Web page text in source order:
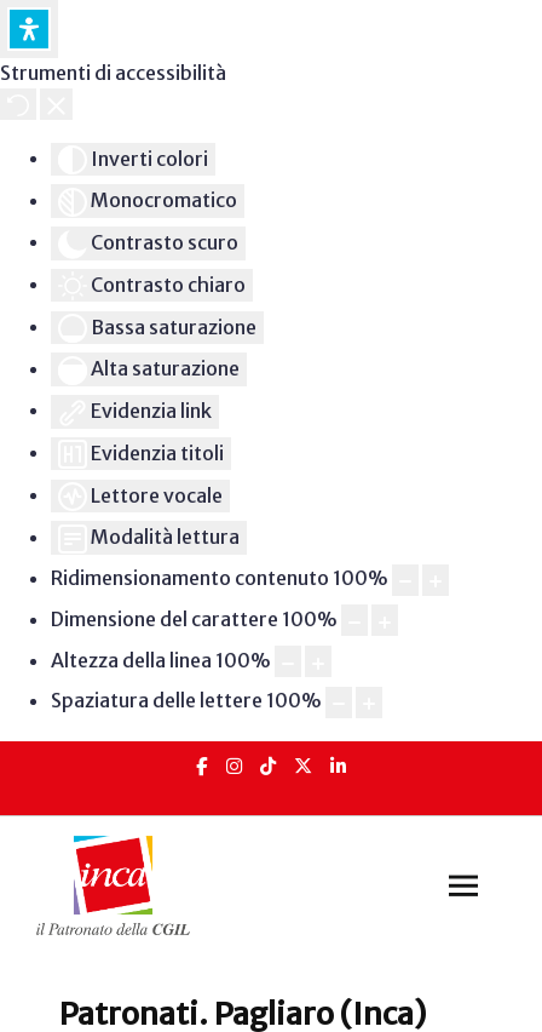
Strumenti di accessibilità
Inverti colori
Monocromatico
Contrasto scuro
Contrasto chiaro
Bassa saturazione
Alta saturazione
Evidenzia link
Evidenzia titoli
Lettore vocale
Modalità lettura
Ridimensionamento contenuto 100%
Dimensione del carattere 100%
Altezza della linea 100%
Spaziatura delle lettere 100%
Patronati. Pagliaro (Inca)